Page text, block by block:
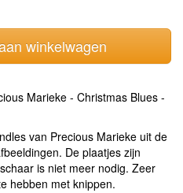
winkelwagen
Marieke - Christmas Blues -
van Precious Marieke uit de
De plaatjes zijn
is niet meer nodig. Zeer
hebben met knippen.